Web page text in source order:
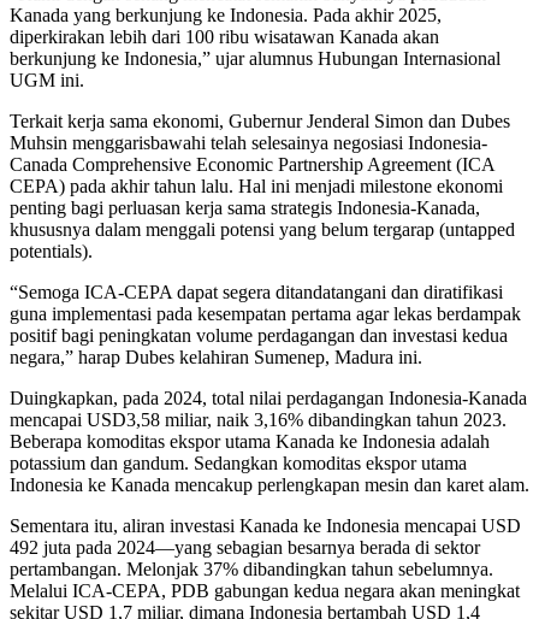
Kanada yang berkunjung ke Indonesia. Pada akhir 2025,
diperkirakan lebih dari 100 ribu wisatawan Kanada akan
berkunjung ke Indonesia,” ujar alumnus Hubungan Internasional
UGM ini.
Terkait kerja sama ekonomi, Gubernur Jenderal Simon dan Dubes
Muhsin menggarisbawahi telah selesainya negosiasi Indonesia-
Canada Comprehensive Economic Partnership Agreement (ICA
CEPA) pada akhir tahun lalu. Hal ini menjadi milestone ekonomi
penting bagi perluasan kerja sama strategis Indonesia-Kanada,
khususnya dalam menggali potensi yang belum tergarap (untapped
potentials).
“Semoga ICA-CEPA dapat segera ditandatangani dan diratifikasi
guna implementasi pada kesempatan pertama agar lekas berdampak
positif bagi peningkatan volume perdagangan dan investasi kedua
negara,” harap Dubes kelahiran Sumenep, Madura ini.
Duingkapkan, pada 2024, total nilai perdagangan Indonesia-Kanada
mencapai USD3,58 miliar, naik 3,16% dibandingkan tahun 2023.
Beberapa komoditas ekspor utama Kanada ke Indonesia adalah
potassium dan gandum. Sedangkan komoditas ekspor utama
Indonesia ke Kanada mencakup perlengkapan mesin dan karet alam.
Sementara itu, aliran investasi Kanada ke Indonesia mencapai USD
492 juta pada 2024—yang sebagian besarnya berada di sektor
pertambangan. Melonjak 37% dibandingkan tahun sebelumnya.
Melalui ICA-CEPA, PDB gabungan kedua negara akan meningkat
sekitar USD 1,7 miliar, dimana Indonesia bertambah USD 1,4